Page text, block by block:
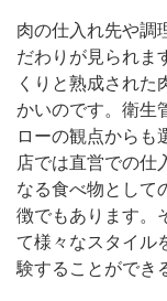
肉の仕入れ先や調
だわりが見られま
くりと熟成された
かいのです。衛生
ローの観点からも
店では直営での仕
なる食べ物として
徴でもあります。
て様々なスタイル
験することができ